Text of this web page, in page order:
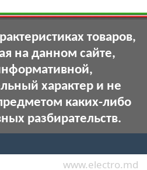
товаров,
на данном сайте,
характер и не
каких-либо
разбирательств.
www.electro.md